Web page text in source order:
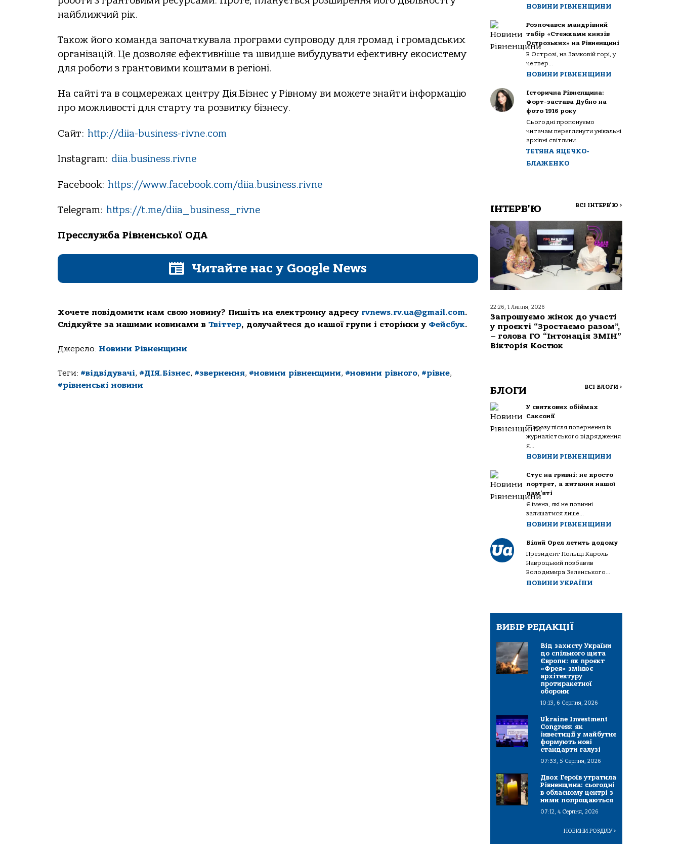
найближчий рік.
Також його команда започаткувала програми супроводу для громад і громадських
організацій. Це дозволяє ефективніше та швидше вибудувати ефективну екосистему
для роботи з грантовими коштами в регіоні.
На сайті та в соцмережах центру Дія.Бізнес у Рівному ви можете знайти інформацію
про можливості для старту та розвитку бізнесу.
Сайт: http://diia-business-rivne.com
Instagram: diia.business.rivne
Facebook: https://www.facebook.com/diia.business.rivne
Telegram: https://t.me/diia_business_rivne
Пресслужба Рівненської ОДА
Читайте нас у Google News
Хочете повідомити нам свою новину? Пишіть на електронну адресу rvnews.rv.ua@gmail.com.
Слідкуйте за нашими новинами в Твіттер, долучайтеся до нашої групи і сторінки у Фейсбук.
Джерело: Новини Рівненщини
Теги: #відвідувачі, #ДІЯ.Бізнес, #звернення, #новини рівненщини, #новини рівного, #рівне,
#рівненські новини
НОВИНИ РІВНЕНЩИНИ
Розпочався мандрівний
табір «Стежками князів
Острозьких» на Рівненщині
В Острозі, на Замковій горі, у
четвер...
НОВИНИ РІВНЕНЩИНИ
Історична Рівненщина:
Форт-застава Дубно на
фото 1916 року
Сьогодні пропонуємо
читачам переглянути унікальні
архівні світлини...
ТЕТЯНА ЯЦЕЧКО-
БЛАЖЕНКО
ІНТЕРВ'Ю ВСІ ІНТЕРВ'Ю >
22:26, 1 Липня, 2026
Запрошуємо жінок до участі
у проєкті “Зростаємо разом”,
– голова ГО “Інтонація ЗМІН”
Вікторія Костюк
БЛОГИ ВСІ БЛОГИ >
У святкових обіймах
Саксонії
Щоразу після повернення із
журналістського відрядження
я...
НОВИНИ РІВНЕНЩИНИ
Стус на гривні: не просто
портрет, а питання нашої
пам’яті
Є імена, які не повинні
залишатися лише...
НОВИНИ РІВНЕНЩИНИ
Білий Орел летить додому
Президент Польщі Кароль
Навроцький позбавив
Володимира Зеленського...
НОВИНИ УКРАЇНИ
ВИБІР РЕДАКЦІЇ
Від захисту України
до спільного щита
Європи: як проєкт
«Фрея» змінює
архітектуру
протиракетної
оборони
10:13, 6 Серпня, 2026
Ukraine Investment
Congress: як
інвестиції у майбутнє
формують нові
стандарти галузі
07:33, 5 Серпня, 2026
Двох Героїв утратила
Рівненщина: сьогодні
в обласному центрі з
ними попрощаються
07:12, 4 Серпня, 2026
НОВИНИ РОЗДІЛУ>